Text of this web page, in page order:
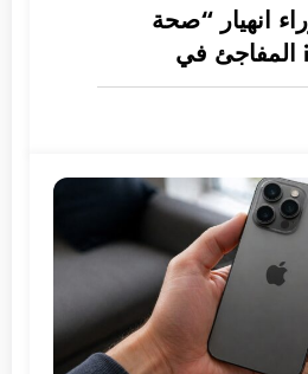
انهيار “صحة
بطارية” iPhone المفاجئ في